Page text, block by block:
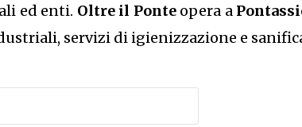
ed enti. Oltre il Ponteopera a
servizi di igienizzazione e